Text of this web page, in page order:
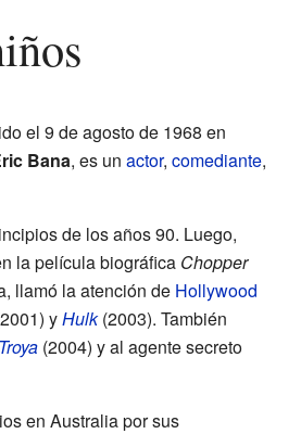
el 9 de agosto de 1968 en
Bana, es un actor, comediante,
de los años 90. Luego,
la película biográfica Chopper
llamó la atención de Hollywood
yHulk(2003). También
Troya(2004) y al agente secreto
en Australia por sus